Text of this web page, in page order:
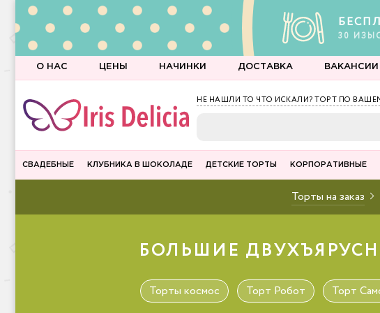
30
О НАС ЦЕНЫ НАЧИНКИ ДОСТАВКА ВАКАНСИИ
НЕ НАШЛИ ТО ЧТО ИСКАЛИ? ТОРТ ПО
СВАДЕБНЫЕ КЛУБНИКА В ШОКОЛАДЕ ДЕТСКИЕ ТОРТЫ КОРПОРАТИВНЫЕ
Торты на заказ
БОЛЬШИЕ
Торты космос Торт Робот Торт